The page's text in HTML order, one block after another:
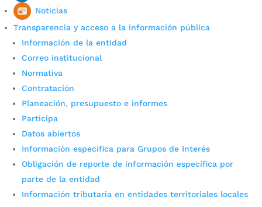
Noticias
Transparencia y acceso a la información pública
Información de la entidad
Correo institucional
Normativa
Contratación
Planeación, presupuesto e informes
Participa
Datos abiertos
Información específica para Grupos de Interés
Obligación de reporte de información específica por
parte de la entidad
Información tributaria en entidades territoriales locales